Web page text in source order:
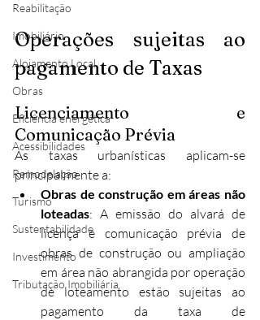
Reabilitação
Imobiliário
Alojamento Local
Obras
Eficiência energética
Acessibilidades
Remodelação
Turismo
Sustentabilidade
Investimento
Tributação Imobiliária
Operações sujeitas ao
pagamento de Taxas
Licenciamento e
Comunicação Prévia
As taxas urbanísticas aplicam-se
principalmente a:
Obras de construção em áreas não
loteadas: A emissão do alvará de
licença e comunicação prévia de
obras de construção ou ampliação
em área não abrangida por operação
de loteamento estão sujeitas ao
pagamento da taxa de